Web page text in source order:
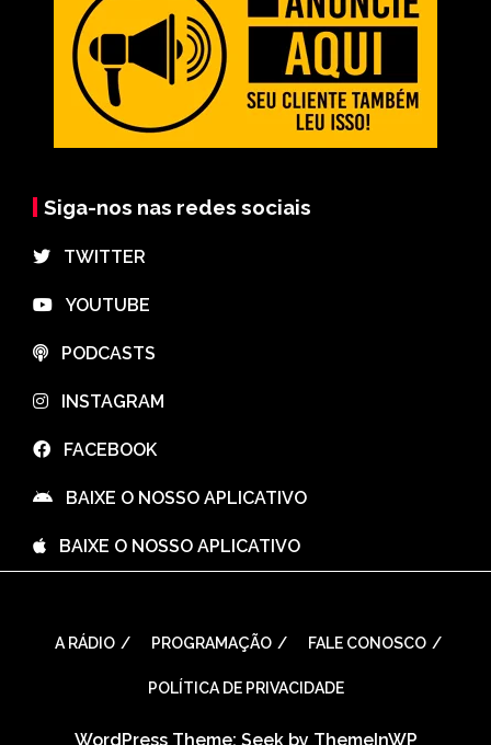
Siga-nos nas redes sociais
⠀TWITTER
⠀YOUTUBE
⠀PODCASTS
⠀INSTAGRAM
⠀FACEBOOK
⠀BAIXE O NOSSO APLICATIVO
⠀BAIXE O NOSSO APLICATIVO
A RÁDIO PROGRAMAÇÃO FALE CONOSCO
POLÍTICA DE PRIVACIDADE
WordPress Theme: Seek by ThemeInWP